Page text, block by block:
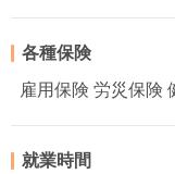
各種保険
雇用保険 労災保険
就業時間